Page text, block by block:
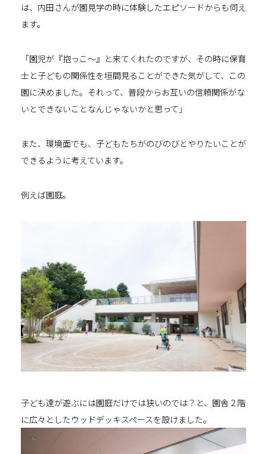
は、内田さんが園見学の時に体験したエピソードからも伺え
ます。
「園児が『抱っこ〜』と来てくれたのですが、その時に保育
士と子どもの関係性を垣間見ることができた気がして、この
園に決めました。それって、普段からお互いの信頼関係がな
いとできないことなんじゃないかと思って」
また、環境面でも、子どもたちがのびのびとやりたいことが
できるように考えています。
例えば園庭。
子ども達が遊ぶには園庭だけでは狭いのでは？と、園舎２階
に広々としたウッドデッキスペースを設けました。